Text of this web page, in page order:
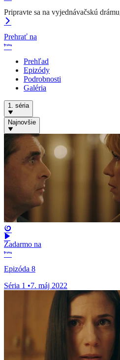
Pripravte sa na vyjednávačskú
Prehrať na
Prehľad
Epizódy
Podrobnosti
Galéria
1. séria
Najnovšie
Zadarmo na
Epizóda 8
Séria 1 •7. máj 2022